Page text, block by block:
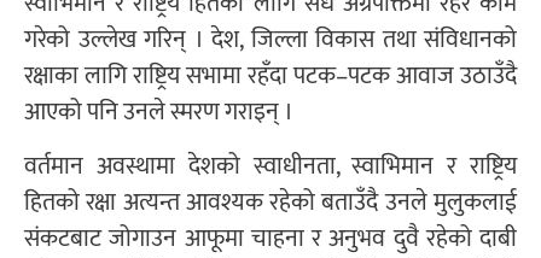
गरेको उल्लेख गरिन् । देश, जिल्ला विकास तथा संविधानको
रक्षाका लागि राष्ट्रिय सभामा रहँदा पटक–पटक आवाज उठाउँदै
आएको पनि उनले स्मरण गराइन् ।
वर्तमान अवस्थामा देशको स्वाधीनता, स्वाभिमान र राष्ट्रिय
हितको रक्षा अत्यन्त आवश्यक रहेको बताउँदै उनले मुलुकलाई
संकटबाट जोगाउन आफूमा चाहना र अनुभव दुवै रहेको दाबी